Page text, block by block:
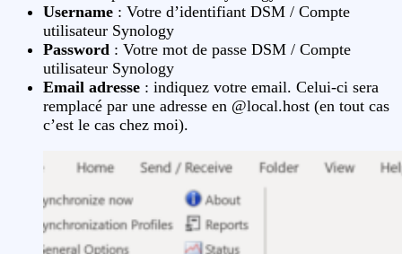
Username : Votre d’identifiant DSM / Compte
utilisateur Synology
Password : Votre mot de passe DSM / Compte
utilisateur Synology
Email adresse : indiquez votre email. Celui-ci sera
remplacé par une adresse en @local.host (en tout cas
c’est le cas chez moi).